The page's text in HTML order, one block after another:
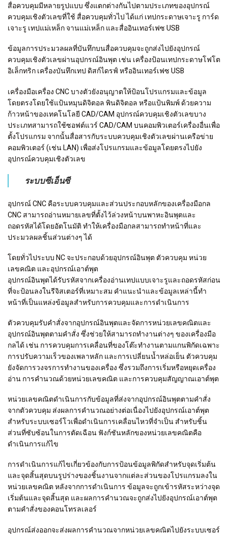
สื่อควบคุมมีหลายรูปแบบ ซึ่งแตกต่างกันไปตามประเภทของอุปกรณ์
ควบคุมเชิงตัวเลขที่ใช้ สื่อควบคุมทั่วไป ได้แก่ เทปกระดาษเจาะรู การ์ด
เจาะรู เทปแม่เหล็ก จานแม่เหล็ก และสื่ออินเทอร์เฟซ USB
ข้อมูลการประมวลผลที่บันทึกบนสื่อควบคุมจะถูกส่งไปยังอุปกรณ์
ควบคุมเชิงตัวเลขผ่านอุปกรณ์อินพุต เช่น เครื่องป้อนเทปกระดาษโฟโต
อิเล็กทริก เครื่องบันทึกเทป ดิสก์ไดรฟ์ หรืออินเทอร์เฟซ USB
เครื่องมือเครื่อง CNC บางตัวยังอนุญาตให้ป้อนโปรแกรมและข้อมูล
โดยตรงโดยใช้แป้นหมุนดิจิตอล พินดิจิตอล หรือแป้นพิมพ์ ด้วยความ
ก้าวหน้าของเทคโนโลยี CAD/CAM อุปกรณ์ควบคุมเชิงตัวเลขบาง
ประเภทสามารถใช้ซอฟต์แวร์ CAD/CAM บนคอมพิวเตอร์เครื่องอื่นเพื่อ
ตั้งโปรแกรม จากนั้นสื่อสารกับระบบควบคุมเชิงตัวเลขผ่านเครือข่าย
คอมพิวเตอร์ (เช่น LAN) เพื่อส่งโปรแกรมและข้อมูลโดยตรงไปยัง
อุปกรณ์ควบคุมเชิงตัวเลข
ระบบซีเอ็นซี
อุปกรณ์ CNC คือระบบควบคุมและส่วนประกอบหลักของเครื่องมือกล
CNC สามารถอ่านหมายเลขที่ตั้งไว้ล่วงหน้าบนพาหะอินพุตและ
ถอดรหัสได้โดยอัตโนมัติ ทำให้เครื่องมือกลสามารถทำหน้าที่และ
ประมวลผลชิ้นส่วนต่างๆ ได้
โดยทั่วไประบบ NC จะประกอบด้วยอุปกรณ์อินพุต ตัวควบคุม หน่วย
เลขคณิต และอุปกรณ์เอาต์พุต
อุปกรณ์อินพุตได้รับรหัสจากเครื่องอ่านเทปแบบเจาะรูและถอดรหัสก่อน
ที่จะป้อนลงในรีจิสเตอร์ที่เหมาะสม คำแนะนำและข้อมูลเหล่านี้ทำ
หน้าที่เป็นแหล่งข้อมูลสำหรับการควบคุมและการดำเนินการ
ตัวควบคุมรับคำสั่งจากอุปกรณ์อินพุตและจัดการหน่วยเลขคณิตและ
อุปกรณ์อินพุตตามคำสั่ง ซึ่งช่วยให้สามารถทำงานต่างๆ ของเครื่องมือ
กลได้ เช่น การควบคุมการเคลื่อนที่ของโต๊ะทำงานตามแกนพิกัดเฉพาะ
การปรับความเร็วของเพลาหลัก และการเปลี่ยนน้ำหล่อเย็น ตัวควบคุม
ยังจัดการวงจรการทำงานของเครื่อง ซึ่งรวมถึงการเริ่มหรือหยุดเครื่อง
อ่าน การคำนวณด้วยหน่วยเลขคณิต และการควบคุมสัญญาณเอาต์พุต
หน่วยเลขคณิตดำเนินการกับข้อมูลที่ส่งจากอุปกรณ์อินพุตตามคำสั่ง
จากตัวควบคุม ส่งผลการคำนวณอย่างต่อเนื่องไปยังอุปกรณ์เอาต์พุต
สำหรับระบบเซอร์โวเพื่อดำเนินการเคลื่อนไหวที่จำเป็น สำหรับชิ้น
ส่วนที่ซับซ้อนในการตัดเฉือน ฟังก์ชันหลักของหน่วยเลขคณิตคือ
ดำเนินการแก้ไข
การดำเนินการแก้ไขเกี่ยวข้องกับการป้อนข้อมูลพิกัดสำหรับจุดเริ่มต้น
และจุดสิ้นสุดบนรูปร่างของชิ้นงานจากแต่ละส่วนของโปรแกรมลงใน
หน่วยเลขคณิต หลังจากการดำเนินการ ข้อมูลจะถูกเข้ารหัสระหว่างจุด
เริ่มต้นและจุดสิ้นสุด และผลการคำนวณจะถูกส่งไปยังอุปกรณ์เอาต์พุต
ตามคำสั่งของคอนโทรลเลอร์
อุปกรณ์ส่งออกจะส่งผลการคำนวณจากหน่วยเลขคณิตไปยังระบบเซอร์